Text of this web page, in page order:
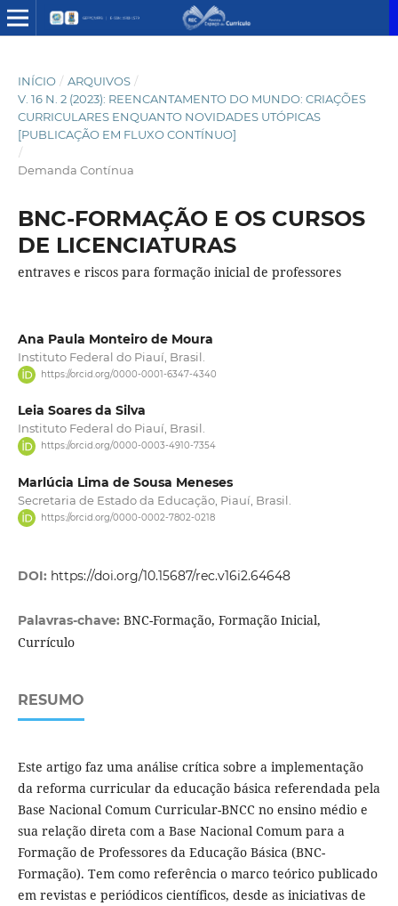
INÍCIO / ARQUIVOS /
V. 16 N. 2 (2023): REENCANTAMENTO DO MUNDO: CRIAÇÕES
CURRICULARES ENQUANTO NOVIDADES UTÓPICAS
[PUBLICAÇÃO EM FLUXO CONTÍNUO]
/
Demanda Contínua
BNC-FORMAÇÃO E OS CURSOS
DE LICENCIATURAS
entraves e riscos para formação inicial de professores
Ana Paula Monteiro de Moura
Instituto Federal do Piauí, Brasil.
https://orcid.org/0000-0001-6347-4340
Leia Soares da Silva
Instituto Federal do Piauí, Brasil.
https://orcid.org/0000-0003-4910-7354
Marlúcia Lima de Sousa Meneses
Secretaria de Estado da Educação, Piauí, Brasil.
https://orcid.org/0000-0002-7802-0218
DOI: https://doi.org/10.15687/rec.v16i2.64648
Palavras-chave: BNC-Formação, Formação Inicial,
Currículo
RESUMO
Este artigo faz uma análise crítica sobre a implementação
da reforma curricular da educação básica referendada pela
Base Nacional Comum Curricular-BNCC no ensino médio e
sua relação direta com a Base Nacional Comum para a
Formação de Professores da Educação Básica (BNC-
Formação). Tem como referência o marco teórico publicado
em revistas e periódicos científicos, desde as iniciativas de